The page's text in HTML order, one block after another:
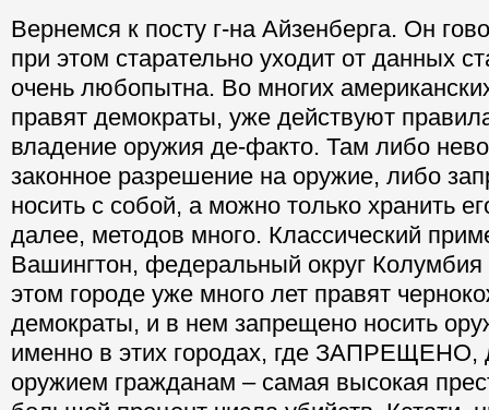
Вернемся к посту г-на Айзенберга. Он
при этом старательно уходит от данных
очень любопытна. Во многих
правят демократы, уже действуют
владение оружия де-факто. Там либо
законное разрешение на оружие, либо
носить с собой, а можно только хранить
далее, методов много. Классический
Вашингтон, федеральный округ
этом городе уже много лет правят
демократы, и в нем запрещено носить
именно в этих городах, где ЗАПРЕЩЕНО,
оружием гражданам – самая высокая